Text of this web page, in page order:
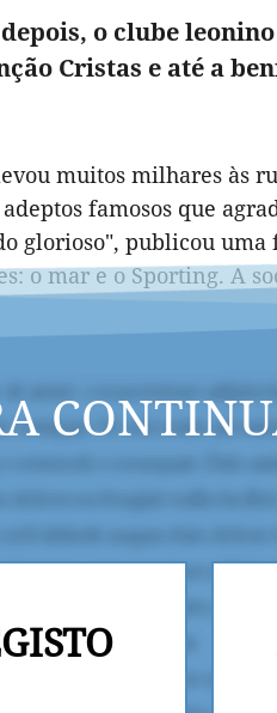
depois, o clube
Cristas e até a
muitos milhares às
famosos que
glorioso", publicou
o mar e o Sporting. A